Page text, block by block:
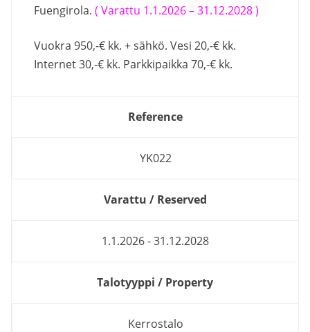
Fuengirola. ( Varattu 1.1.2026 – 31.12.2028 )
Vuokra 950,-€ kk. + sähkö. Vesi 20,-€ kk.
Internet 30,-€ kk. Parkkipaikka 70,-€ kk.
Reference
YK022
Varattu / Reserved
1.1.2026 - 31.12.2028
Talotyyppi / Property
Kerrostalo